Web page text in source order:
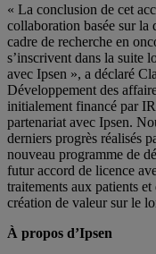
« La conclusion de cet
collaboration basée sur la
cadre de recherche en
s’inscrivent dans la suite
avec Ipsen », a déclaré
Développement des
initialement financé par
partenariat avec Ipsen.
derniers progrès réalisés
nouveau programme de
futur accord de licence
traitements aux patients
création de valeur sur le
À propos d’Ipsen